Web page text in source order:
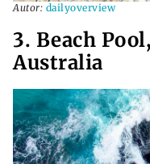
Autor: dailyoverview
3. Beach
Australia